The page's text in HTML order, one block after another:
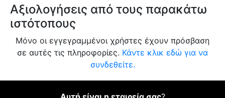
Αξιολογήσεις από τους παρακάτω
ιστότοπους
Μόνο οι εγγεγραμμένοι χρήστες έχουν πρόσβαση
σε αυτές τις πληροφορίες. Κάντε κλικ εδώ για να
συνδεθείτε.